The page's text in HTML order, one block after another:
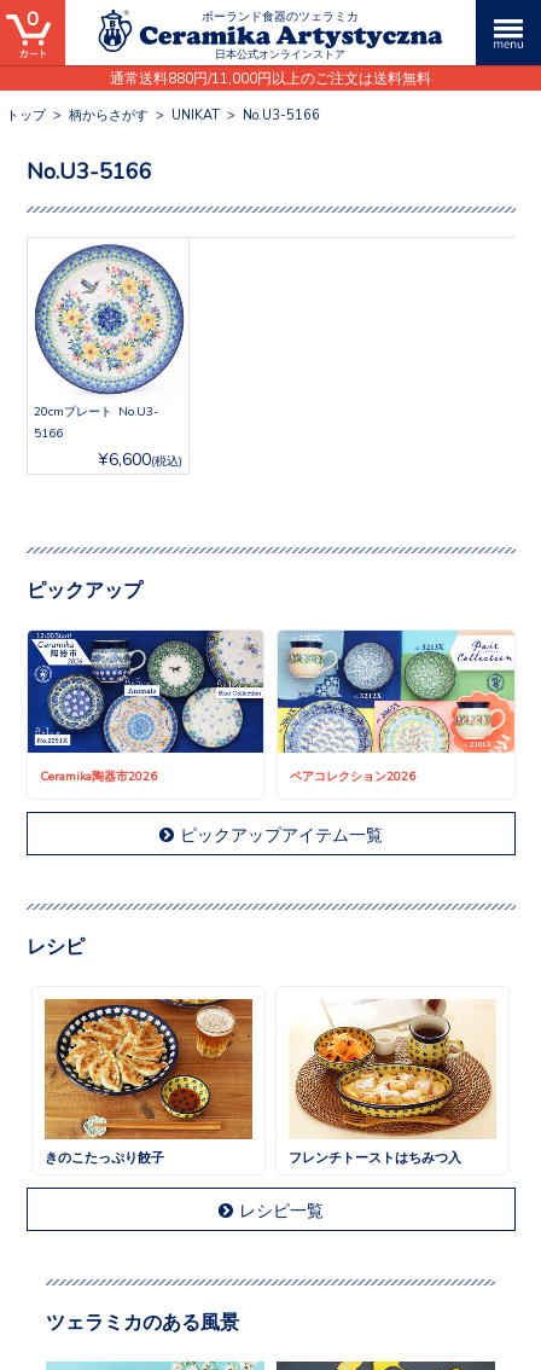
ポーランド食器のツェラミカ
日本公式オンラインストア
通常送料880円/11,000円以上のご注文は送料無料
0
トップ> 柄からさがす > UNIKAT > No.U3-5166
No.U3-5166
20cmプレート No.U3-
5166
¥6,600(税込)
ピックアップ
Ceramika陶器市2026 ペアコレクション2026
ピックアップアイテム一覧
レシピ
きのこたっぷり餃子 フレンチトーストはちみつ入
レシピ一覧
ツェラミカのある風景